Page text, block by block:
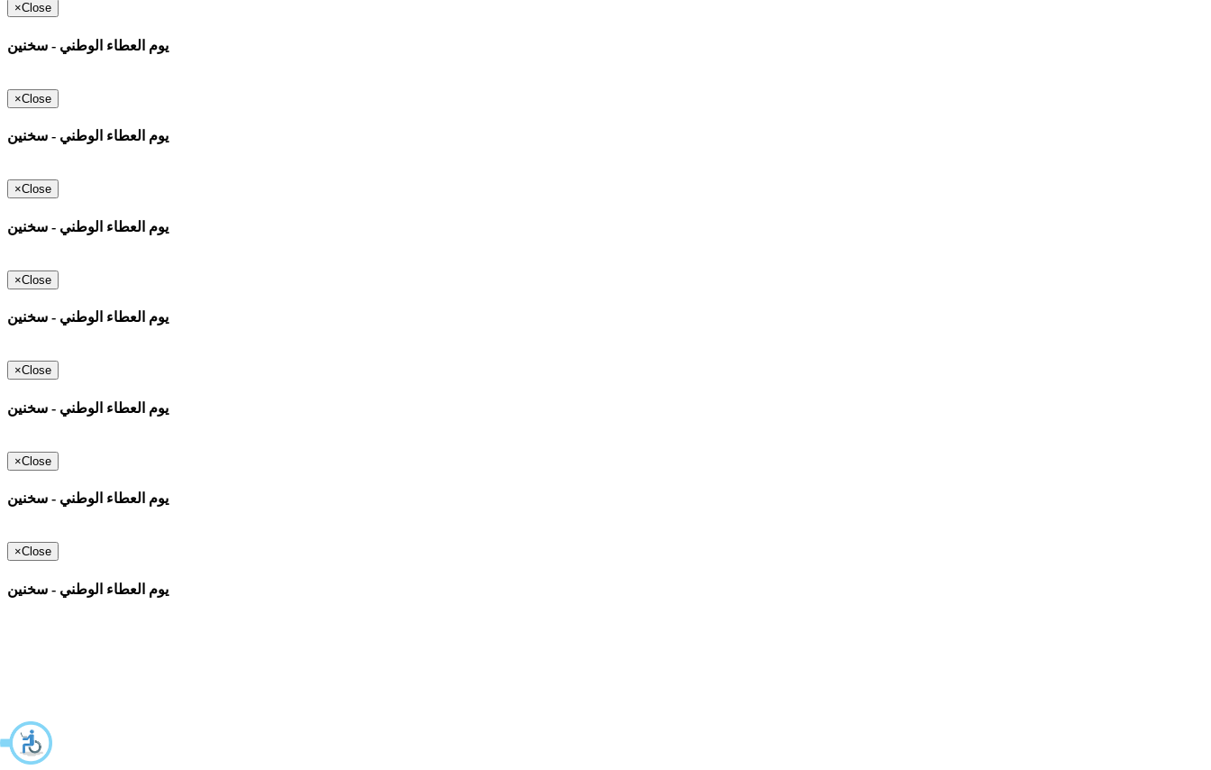
×Close
يوم العطاء الوطني - سخنين
×Close
يوم العطاء الوطني - سخنين
×Close
يوم العطاء الوطني - سخنين
×Close
يوم العطاء الوطني - سخنين
×Close
يوم العطاء الوطني - سخنين
×Close
يوم العطاء الوطني - سخنين
×Close
يوم العطاء الوطني - سخنين